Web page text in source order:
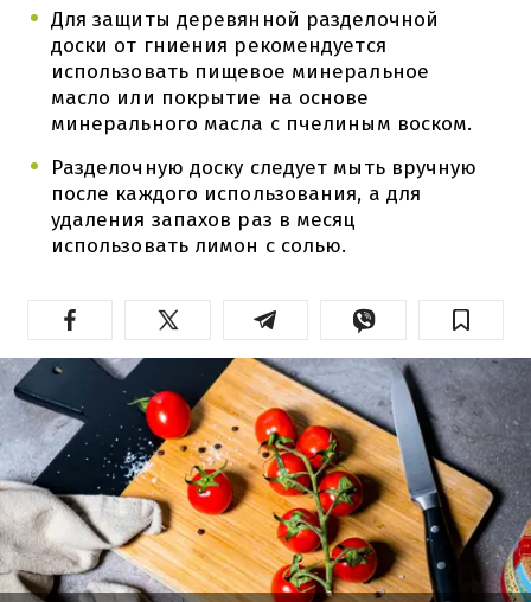
Для защиты деревянной разделочной
доски от гниения рекомендуется
использовать пищевое минеральное
масло или покрытие на основе
минерального масла с пчелиным воском.
Разделочную доску следует мыть вручную
после каждого использования, а для
удаления запахов раз в месяц
использовать лимон с солью.